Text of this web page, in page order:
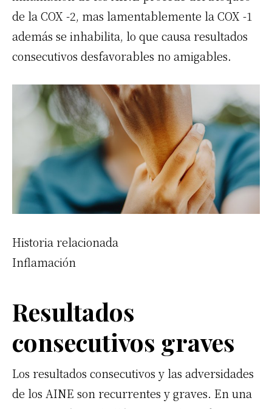
de laCOX-2, mas lamentablemente laCOX-1
además se inhabilita, lo que causa resultados
consecutivos desfavorables no amigables.
Historia relacionada
Inflamación
Resultados
consecutivos graves
Los resultados consecutivos y las adversidades
de los AINE son recurrentes y graves. En una